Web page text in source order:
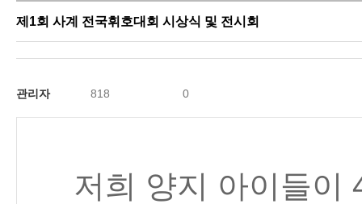
제1회 사계 전국휘호대회 시상식 및 전시회
관리자 818 0
저희 양지 아이들이